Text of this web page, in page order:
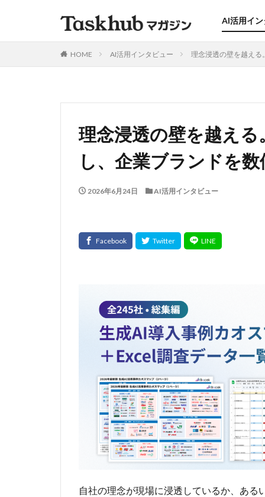
AI活用イ
HOME AI活用インタビュー 理念浸透の壁を越える
理念浸透の壁を越え
し、企業ブランドを
2026年6月24日 AI活用インタビュー
自社の理念が現場に浸透しているか、あ